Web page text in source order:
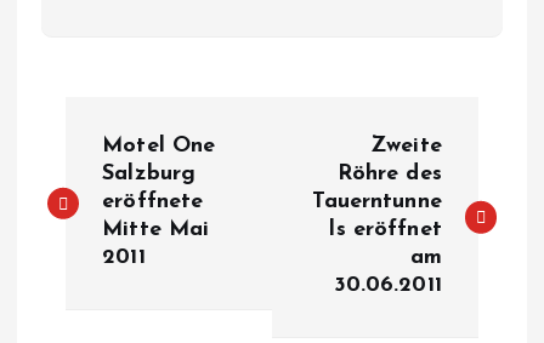
e
Motel One
Salzburg
eröffnete
Mitte Mai
2011
Zweite
Röhre des
Tauerntunne
ls eröffnet
am
30.06.2011